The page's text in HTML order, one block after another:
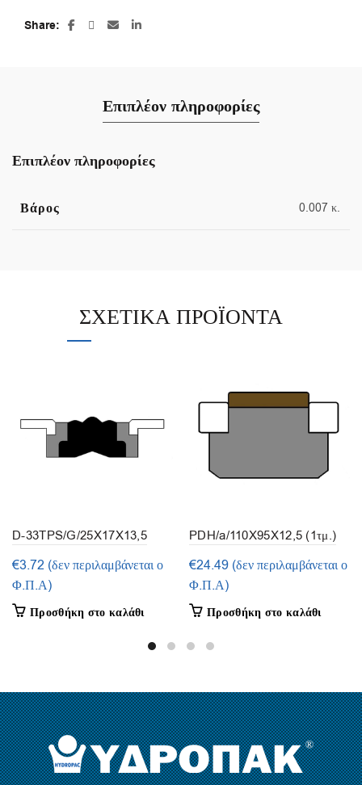
Share
Επιπλέον πληροφορίες
Επιπλέον πληροφορίες
Βάρος 0.007 κ.
ΣΧΕΤΙΚΆ ΠΡΟΪΌΝΤΑ
D-33TPS/G/25X17X13,5
(1τμ.)
€3.72 (δεν περιλαμβάνεται ο
Φ.Π.Α)
Προσθήκη στο καλάθι
PDH/a/110X95X12,5 (1τμ.)
€24.49 (δεν περιλαμβάνεται ο
Φ.Π.Α)
Προσθήκη στο καλάθι